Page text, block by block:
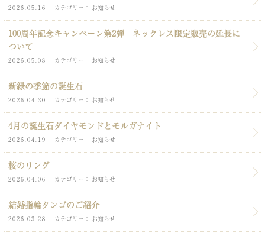
2026.05.16 カテゴリー お知らせ
100周年記念キャンペーン第2弾 ネックレス限定販売の延長に
ついて
2026.05.08 カテゴリー お知らせ
新緑の季節の誕生石
2026.04.30 カテゴリー お知らせ
4月の誕生石ダイヤモンドとモルガナイト
2026.04.19 カテゴリー お知らせ
桜のリング
2026.04.06 カテゴリー お知らせ
結婚指輪タンゴのご紹介
2026.03.28 カテゴリー お知らせ